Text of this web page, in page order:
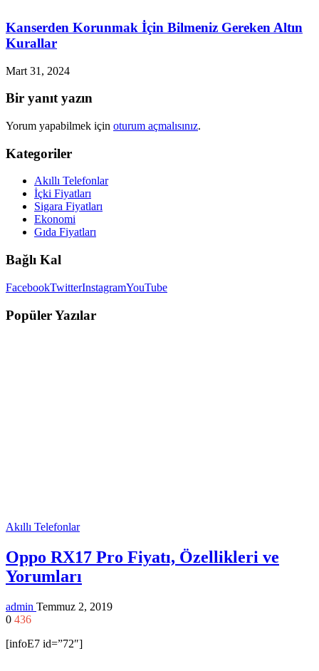
Kanserden Korunmak İçin Bilmeniz Gereken Altın
Kurallar
Mart 31, 2024
Bir yanıt yazın
Yorum yapabilmek için oturum açmalısınız.
Kategoriler
Akıllı Telefonlar
İçki Fiyatları
Sigara Fiyatları
Ekonomi
Gıda Fiyatları
Bağlı Kal
FacebookTwitterInstagramYouTube
Popüler Yazılar
Akıllı Telefonlar
Oppo RX17 Pro Fiyatı, Özellikleri ve
Yorumları
admin Temmuz 2, 2019
0 436
[infoE7 id=”72″]